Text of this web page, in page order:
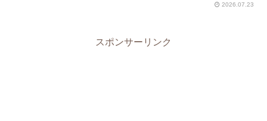
2026.07.23
スポンサーリンク